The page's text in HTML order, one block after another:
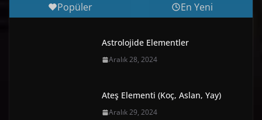
Popüler En Yeni
Astrolojide Elementler
Aralık 28, 2024
Ateş Elementi (Koç, Aslan, Yay)
Aralık 29, 2024